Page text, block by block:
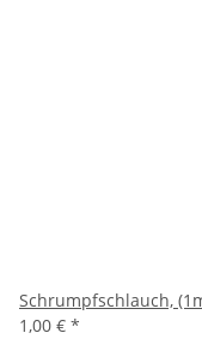
Schrumpfschlauch,
1,00 € *